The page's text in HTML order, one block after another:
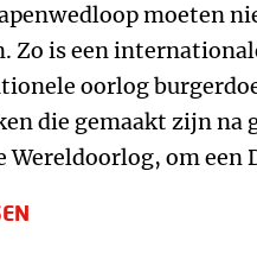
moeten
Zo is een
oorlog
die gemaakt zijn na
Wereldoorlog, om een